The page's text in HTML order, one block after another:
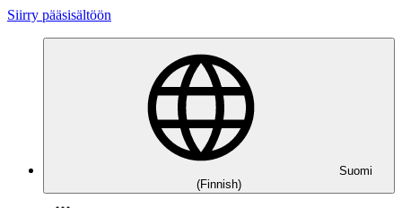
Siirry pääsisältöön
Suomi
(Finnish)